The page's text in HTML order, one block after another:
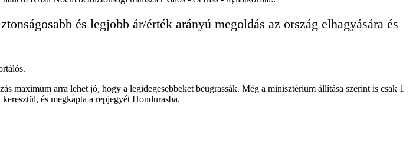
és legjobb ár/érték arányú megoldás az ország elhagyására és
maximum arra lehet jó, hogy a legidegesebbeket beugrassák. Még a minisztérium állítása szerint is csak 1
és megkapta a repjegyét Hondurasba.